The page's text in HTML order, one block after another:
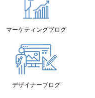
マーケティングブログ
デザイナーブログ